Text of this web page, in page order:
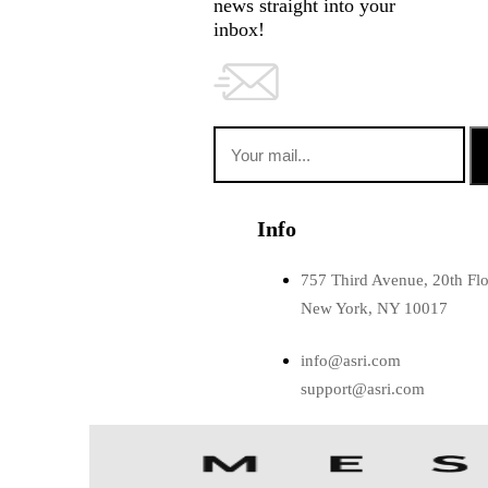
news straight into your
inbox!
Info
757 Third Avenue, 20th
New York, NY 10017
info@asri.com
support@asri.com